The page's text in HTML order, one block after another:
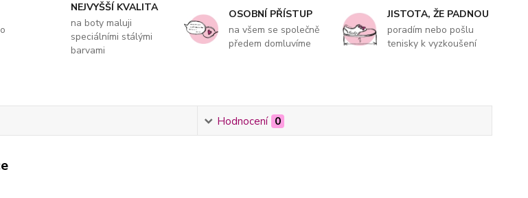
NEJVYŠŠÍ KVALITA
na boty maluji
speciálními stálými
barvami
OSOBNÍ PŘÍSTUP
na všem se společně
předem domluvíme
JISTOTA, ŽE PADNOU
poradím nebo pošlu
tenisky k vyzkoušení
Hodnocení 0